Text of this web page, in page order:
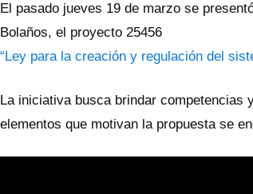
El pasado jueves 19 de marzo se
Bolaños, el proyecto 25456
“Ley para la creación y regulación del
La iniciativa busca brindar competencias
elementos que motivan la propuesta se